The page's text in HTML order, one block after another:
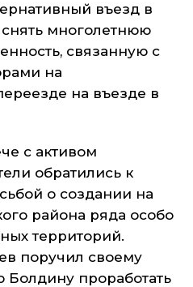
въезд в
многолетнюю
связанную с
на
на въезде в
с активом
обратились к
о создании на
района ряда особо
территорий.
поручил своему
Болдину проработать